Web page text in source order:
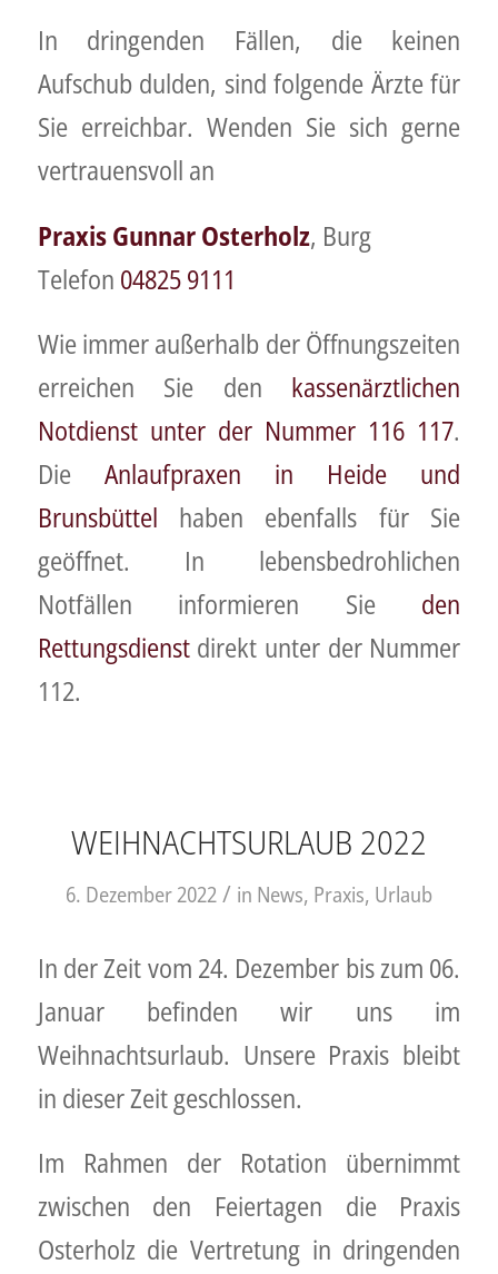
In dringenden Fällen, die keinen
Aufschub dulden, sind folgende Ärzte für
Sie erreichbar. Wenden Sie sich gerne
vertrauensvoll an
Praxis Gunnar Osterholz, Burg
Telefon 04825 9111
Wie immer außerhalb der Öffnungszeiten
erreichen Sie den kassenärztlichen
Notdienst unter der Nummer 116 117.
Die Anlaufpraxen in Heide und
Brunsbüttel haben ebenfalls für Sie
geöffnet. In lebensbedrohlichen
Notfällen informieren Sie den
Rettungsdienstdirekt unter der Nummer
112.
WEIHNACHTSURLAUB 2022
6. Dezember 2022 / in News, Praxis, Urlaub
In der Zeit vom 24. Dezember bis zum 06.
Januar befinden wir uns im
Weihnachtsurlaub. Unsere Praxis bleibt
in dieser Zeit geschlossen.
Im Rahmen der Rotation übernimmt
zwischen den Feiertagen die Praxis
Osterholz die Vertretung in dringenden